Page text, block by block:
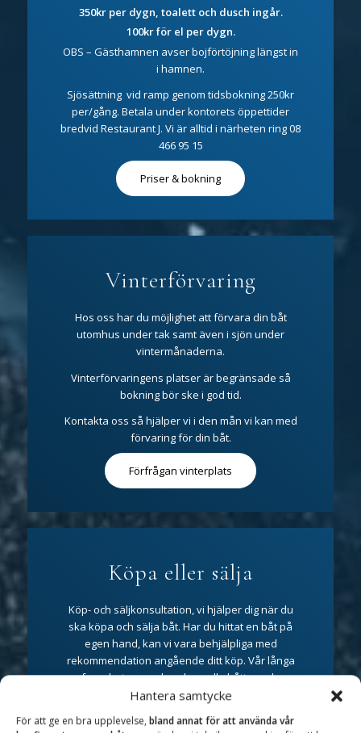
Hantera samtycke
För att ge en bra upplevelse,bland annat för att använda vår
350kr per dygn, toalett och dusch ingår.
100kr för el per dygn.
OBS – Gästhamnen avser bojförtöjning längst in
i hamnen.
Sjösättning vid ramp genom tidsbokning 250kr
per/gång. Betala under kontorets öppettider
bredvid Restaurant J. Vi är alltid i närheten ring 08
466 95 15
Priser & bokning
Vinterförvaring
Hos oss har du möjlighet att förvara din båt
utomhus under tak samt även i sjön under
vintermånaderna.
Vinterförvaringens platser är begränsade så
bokning bör ske i god tid.
Kontakta oss så hjälper vi i den mån vi kan med
förvaring för din båt.
Förfrågan vinterplats
Köpa eller sälja
Köp- och säljkonsultation, vi hjälper dig när du
ska köpa och sälja båt. Har du hittat en båt på
egen hand, kan vi vara behjälpliga med
rekommendation angående ditt köp. Vår långa
erfarenhet av marknadens alla båttyper kan
spara mycket pengar och möda. Vi hjälper dig att
ger dig råd och rekommendationer inför och